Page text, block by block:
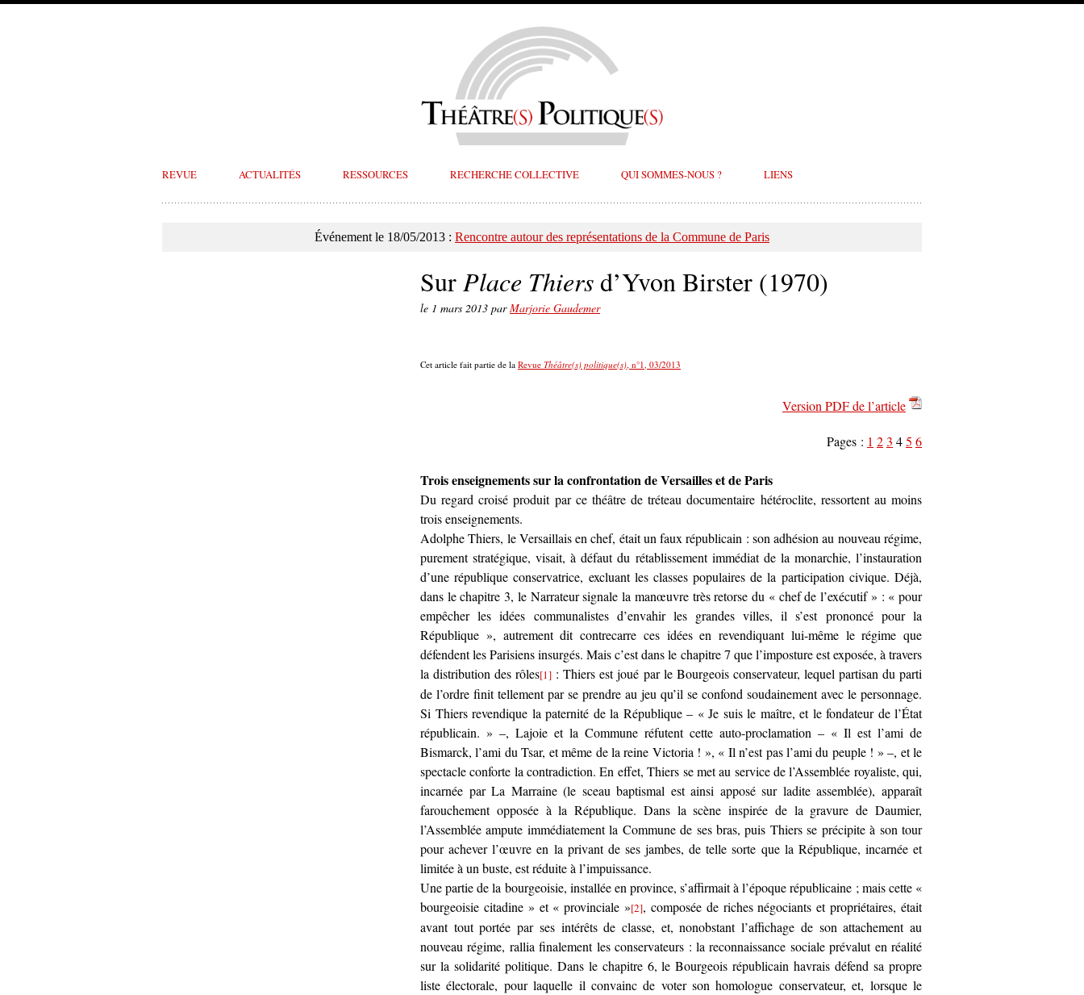
REVUE ACTUALITÉS RESSOURCES RECHERCHE COLLECTIVE QUI SOMMES-NOUS ? LIENS
Événement le 18/05/2013 : Rencontre autour des représentations de la Commune de Paris
SurPlace Thiersd’Yvon Birster (1970)
le 1 mars 2013 parMarjorie Gaudemer
Cet article fait partie de la Revue Théâtre(s) politique(s), n°1, 03/2013
Version PDF de l’article
Pages : 1 23 45 6
Trois enseignements sur la confrontation de Versailles et de Paris
Du regard croisé produit par ce théâtre de tréteau documentaire hétéroclite, ressortent au moins
trois enseignements.
Adolphe Thiers, le Versaillais en chef, était un faux républicain : son adhésion au nouveau régime,
purement stratégique, visait, à défaut du rétablissement immédiat de la monarchie, l’instauration
d’une république conservatrice, excluant les classes populaires de la participation civique. Déjà,
dans le chapitre 3, le Narrateur signale la manœuvre très retorse du « chef de l’exécutif » : « pour
empêcher les idées communalistes d’envahir les grandes villes, il s’est prononcé pour la
République », autrement dit contrecarre ces idées en revendiquant lui-même le régime que
défendent les Parisiens insurgés. Mais c’est dans le chapitre 7 que l’imposture est exposée, à travers
la distribution des rôles[1] : Thiers est joué par le Bourgeois conservateur, lequel partisan du parti
de l’ordre finit tellement par se prendre au jeu qu’il se confond soudainement avec le personnage.
Si Thiers revendique la paternité de la République – « Je suis le maître, et le fondateur de l’État
républicain. » –, Lajoie et la Commune réfutent cette auto-proclamation – « Il est l’ami de
Bismarck, l’ami du Tsar, et même de la reine Victoria ! », « Il n’est pas l’ami du peuple ! » –, et le
spectacle conforte la contradiction. En effet, Thiers se met au service de l’Assemblée royaliste, qui,
incarnée par La Marraine (le sceau baptismal est ainsi apposé sur ladite assemblée), apparaît
farouchement opposée à la République. Dans la scène inspirée de la gravure de Daumier,
l’Assemblée ampute immédiatement la Commune de ses bras, puis Thiers se précipite à son tour
pour achever l’œuvre en la privant de ses jambes, de telle sorte que la République, incarnée et
limitée à un buste, est réduite à l’impuissance.
Une partie de la bourgeoisie, installée en province, s’affirmait à l’époque républicaine ; mais cette «
bourgeoisie citadine » et « provinciale »[2], composée de riches négociants et propriétaires, était
avant tout portée par ses intérêts de classe, et, nonobstant l’affichage de son attachement au
nouveau régime, rallia finalement les conservateurs : la reconnaissance sociale prévalut en réalité
sur la solidarité politique. Dans le chapitre 6, le Bourgeois républicain havrais défend sa propre
liste électorale, pour laquelle il convainc de voter son homologue conservateur, et, lorsque le